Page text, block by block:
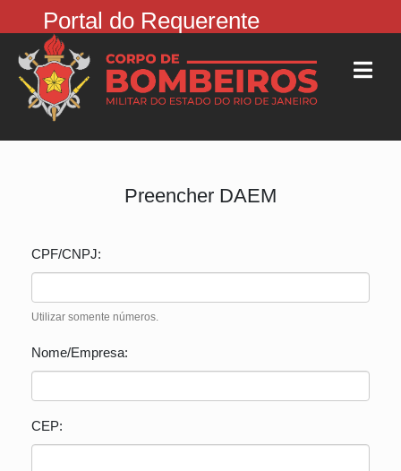
Portal do Requerente
Preencher DAEM
CPF/CNPJ:
Utilizar somente números.
Nome/Empresa:
CEP: